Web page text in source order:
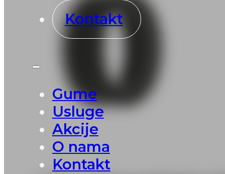
Kontakt
Gume
Usluge
Akcije
O nama
Kontakt